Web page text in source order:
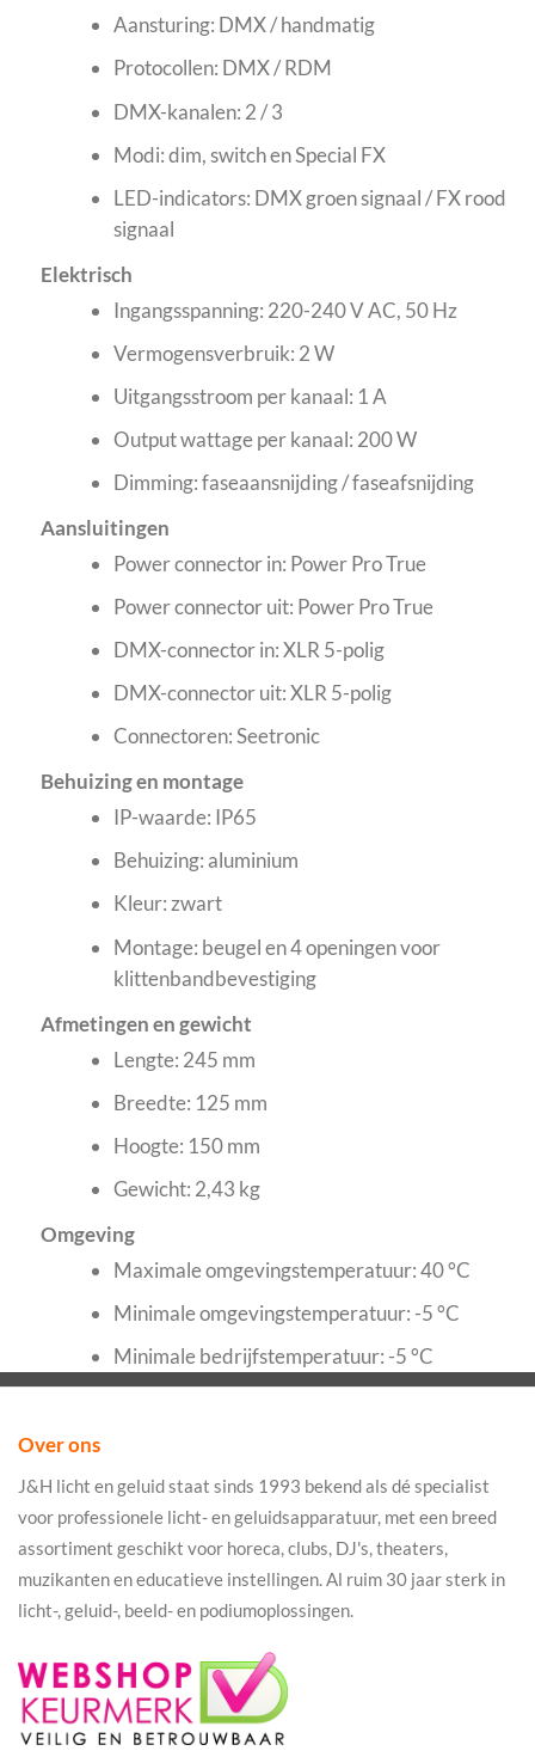
Aansturing: DMX / handmatig
Protocollen: DMX / RDM
DMX-kanalen: 2 / 3
Modi: dim, switch en Special FX
LED-indicators: DMX groen signaal / FX rood
signaal
Elektrisch
Ingangsspanning: 220-240 V AC, 50 Hz
Vermogensverbruik: 2 W
Uitgangsstroom per kanaal: 1 A
Output wattage per kanaal: 200 W
Dimming: faseaansnijding / faseafsnijding
Aansluitingen
Power connector in: Power Pro True
Power connector uit: Power Pro True
DMX-connector in: XLR 5-polig
DMX-connector uit: XLR 5-polig
Connectoren: Seetronic
Behuizing en montage
IP-waarde: IP65
Behuizing: aluminium
Kleur: zwart
Montage: beugel en 4 openingen voor
klittenbandbevestiging
Afmetingen en gewicht
Lengte: 245 mm
Breedte: 125 mm
Hoogte: 150 mm
Gewicht: 2,43 kg
Omgeving
Maximale omgevingstemperatuur: 40 °C
Minimale omgevingstemperatuur: -5 °C
Minimale bedrijfstemperatuur: -5 °C
Over ons
J&H licht en geluid staat sinds 1993 bekend als dé specialist
voor professionele licht- en geluidsapparatuur, met een breed
assortiment geschikt voor horeca, clubs, DJ's, theaters,
muzikanten en educatieve instellingen. Al ruim 30 jaar sterk in
licht-, geluid-, beeld- en podiumoplossingen.